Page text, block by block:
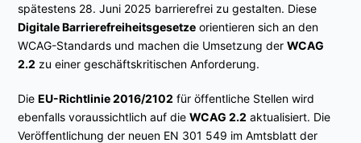
spätestens 28. Juni 2025 barrierefrei zu gestalten. Diese
Digitale Barrierefreiheitsgesetze orientieren sich an den
WCAG-Standards und machen die Umsetzung derWCAG
2.2 zu einer geschäftskritischen Anforderung.
DieEU-Richtlinie 2016/2102 für öffentliche Stellen wird
ebenfalls voraussichtlich auf dieWCAG 2.2 aktualisiert. Die
Veröffentlichung der neuen EN 301 549 im Amtsblatt der